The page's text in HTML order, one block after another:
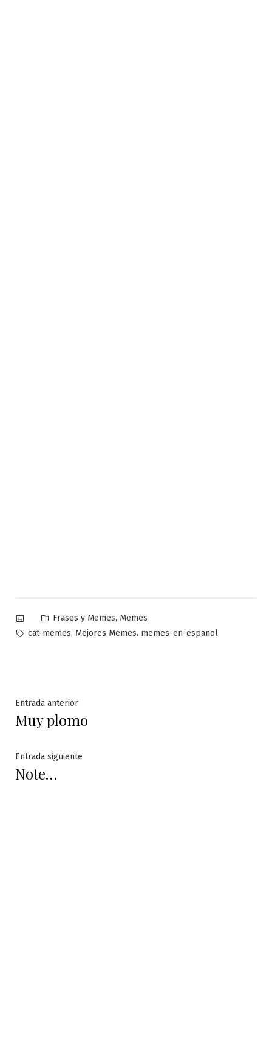
Publicado
en
Frases y Memes, Memes
Etiquetas:
cat-memes, Mejores Memes, memes-en-espanol
Navegación
de
entradas
Entrada anteriorEntrada
anterior:
Muy plomo
Entrada siguiente
Note…